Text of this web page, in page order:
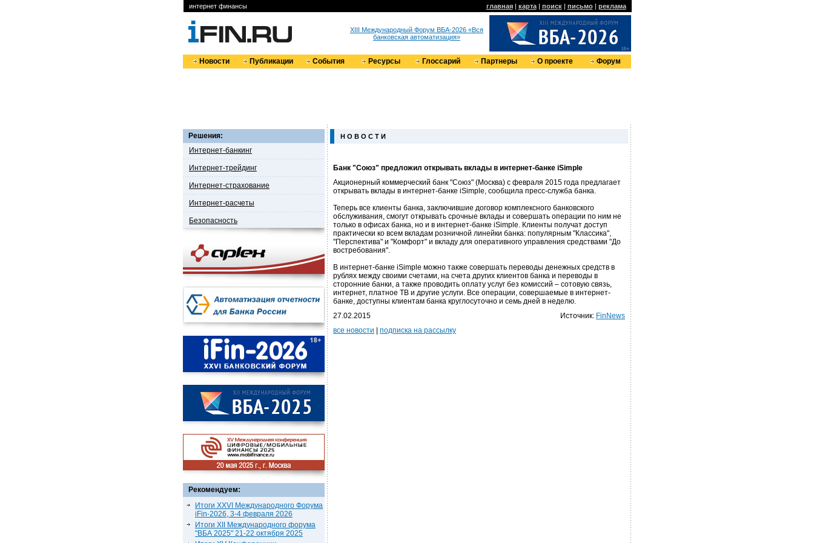
интернет финансы главная| карта| поиск| письмо| реклама
XIII Международный Форум ВБА-2026 «Вся
банковская автоматизация»
Новости Публикации События Ресурсы Глоссарий Партнеры О проекте Форум
Решения:
Интернет-банкинг
Интернет-трейдинг
Интернет-страхование
Интернет-расчеты
Безопасность
Рекомендуем:
Итоги XXVI Международного Форума
iFin-2026, 3-4 февраля 2026
Итоги XII Международного форума
"ВБА 2025" 21-22 октября 2025
Н О В О С Т И
Банк "Союз" предложил открывать вклады в интернет-банке iSimple
Акционерный коммерческий банк "Союз" (Москва) с февраля 2015 года предлагает
открывать вклады в интернет-банке iSimple, сообщила пресс-служба банка.
Теперь все клиенты банка, заключившие договор комплексного банковского
обслуживания, смогут открывать срочные вклады и совершать операции по ним не
только в офисах банка, но и в интернет-банке iSimple. Клиенты получат доступ
практически ко всем вкладам розничной линейки банка: популярным "Классика",
"Перспектива" и "Комфорт" и вкладу для оперативного управления средствами "До
востребования".
В интернет-банке iSimple можно также совершать переводы денежных средств в
рублях между своими счетами, на счета других клиентов банка и переводы в
сторонние банки, а также проводить оплату услуг без комиссий – сотовую связь,
интернет, платное ТВ и другие услуги. Все операции, совершаемые в интернет-
банке, доступны клиентам банка круглосуточно и семь дней в неделю.
27.02.2015
Источник: FinNews
все новости
подписка на рассылку